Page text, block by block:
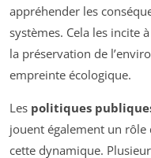
appréhender les
systèmes. Cela les incite
la préservation de
empreinte écologique.
Les politiques
jouent également un rôle
cette dynamique.